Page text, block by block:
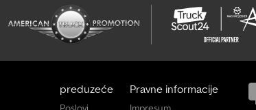
preduzeće Pravne informacije